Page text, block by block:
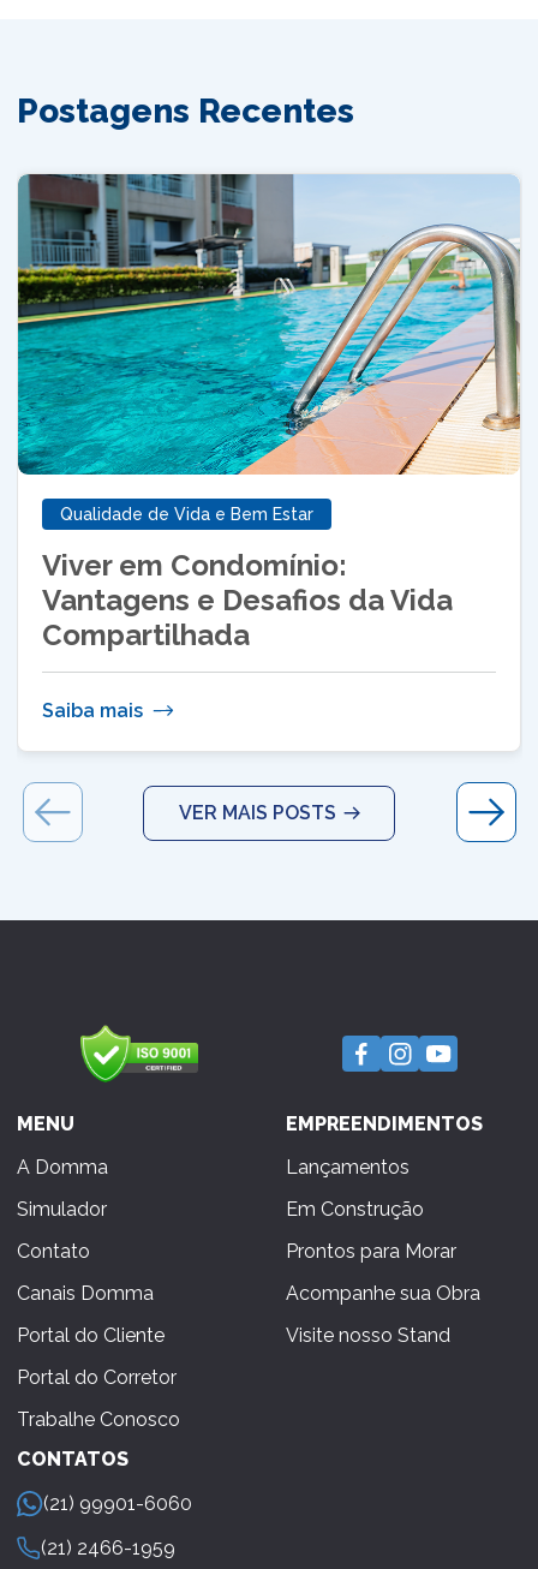
Postagens Recentes
Qualidade de Vida e Bem Estar
Viver em Condomínio:
Vantagens e Desafios da Vida
Compartilhada
Saiba mais
VER MAIS POSTS
MENU
A Domma
Simulador
Contato
Canais Domma
Portal do Cliente
Portal do Corretor
Trabalhe Conosco
EMPREENDIMENTOS
Lançamentos
Em Construção
Prontos para Morar
Acompanhe sua Obra
Visite nosso Stand
CONTATOS
(21) 99901-6060
(21) 2466-1959